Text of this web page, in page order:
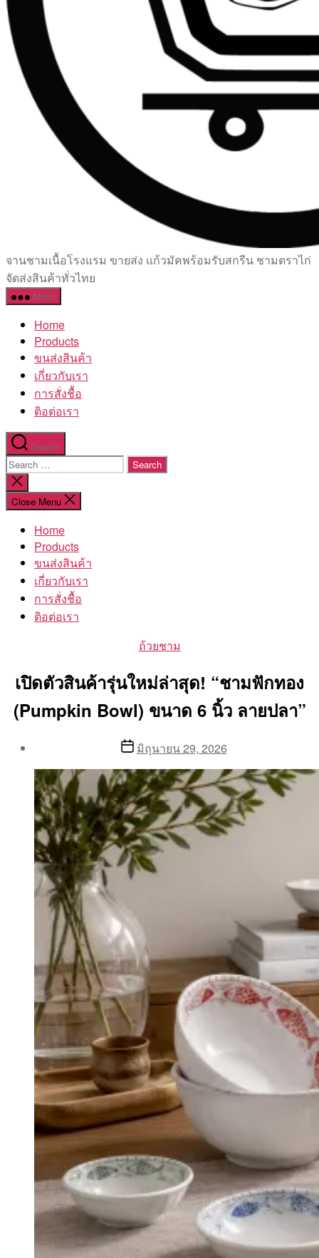
เซรามิค
ครบ
ครัน
โรงงาน
จานชามเนื้อโรงแรม ขายส่ง แก้วมัคพร้อมรับสกรีน ชามตราไก่
จัดส่งสินค้าทั่วไทย
Menu
Home
Products
ขนส่งสินค้า
เกี่ยวกับเรา
การสั่งชื้อ
ติอต่อเรา
Search
Search
for:
Close
search
Close Menu
Home
Products
ขนส่งสินค้า
เกี่ยวกับเรา
การสั่งชื้อ
ติอต่อเรา
Categories
ถ้วยชาม
เปิดตัวสินค้ารุ่นใหม่ล่าสุด! “ชามฟักทอง
(Pumpkin Bowl) ขนาด 6 นิ้ว ลายปลา”
By
Aea
Postมิถุนายน 29, 2026